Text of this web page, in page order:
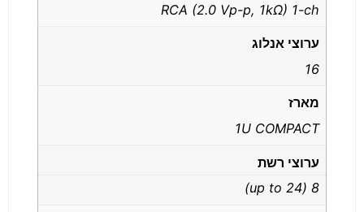
RCA (2.0 Vp-p, 1kΩ) 1-ch
ערוצי אנלוג
16
מארז
1U COMPACT
ערוצי רשת
8 (up to 24)